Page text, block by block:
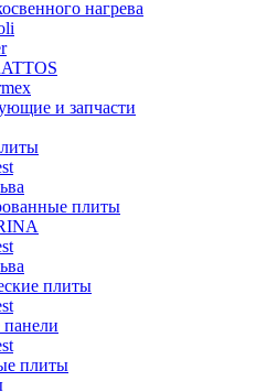
нагрева
и запчасти
плиты
плиты
плиты